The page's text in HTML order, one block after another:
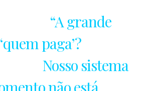
grande
‘quem paga’?
sistema
não está